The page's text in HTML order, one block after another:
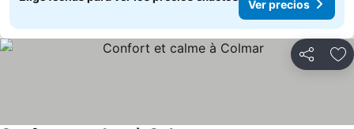
Ver precios
Compartir